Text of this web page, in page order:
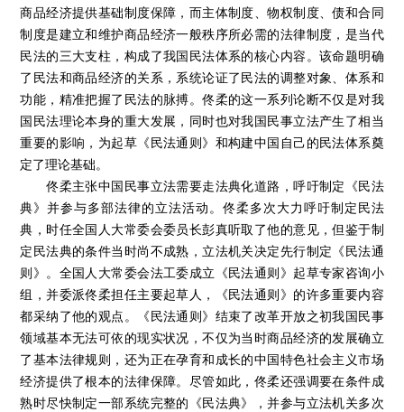
商品经济提供基础制度保障，而主体制度、物权制度、债和合同
制度是建立和维护商品经济一般秩序所必需的法律制度，是当代
民法的三大支柱，构成了我国民法体系的核心内容。该命题明确
了民法和商品经济的关系，系统论证了民法的调整对象、体系和
功能，精准把握了民法的脉搏。佟柔的这一系列论断不仅是对我
国民法理论本身的重大发展，同时也对我国民事立法产生了相当
重要的影响，为起草《民法通则》和构建中国自己的民法体系奠
定了理论基础。
佟柔主张中国民事立法需要走法典化道路，呼吁制定《民法
典》并参与多部法律的立法活动。佟柔多次大力呼吁制定民法
典，时任全国人大常委会委员长彭真听取了他的意见，但鉴于制
定民法典的条件当时尚不成熟，立法机关决定先行制定《民法通
则》。全国人大常委会法工委成立《民法通则》起草专家咨询小
组，并委派佟柔担任主要起草人，《民法通则》的许多重要内容
都采纳了他的观点。《民法通则》结束了改革开放之初我国民事
领域基本无法可依的现实状况，不仅为当时商品经济的发展确立
了基本法律规则，还为正在孕育和成长的中国特色社会主义市场
经济提供了根本的法律保障。尽管如此，佟柔还强调要在条件成
熟时尽快制定一部系统完整的《民法典》，并参与立法机关多次